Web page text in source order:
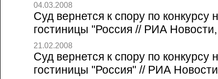
04.03.2008
Суд вернется к спору по конкурсу
гостиницы "Россия // РИА
21.02.2008
Суд вернется к спору по конкурсу
гостиницы "Россия" // РИА